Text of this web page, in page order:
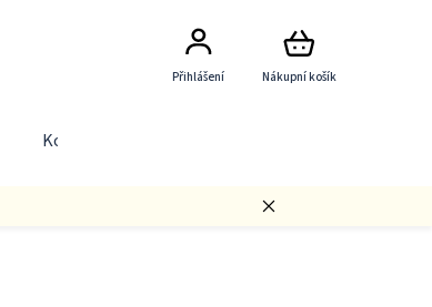
Nákupní košík
Přihlášení
Kontakty